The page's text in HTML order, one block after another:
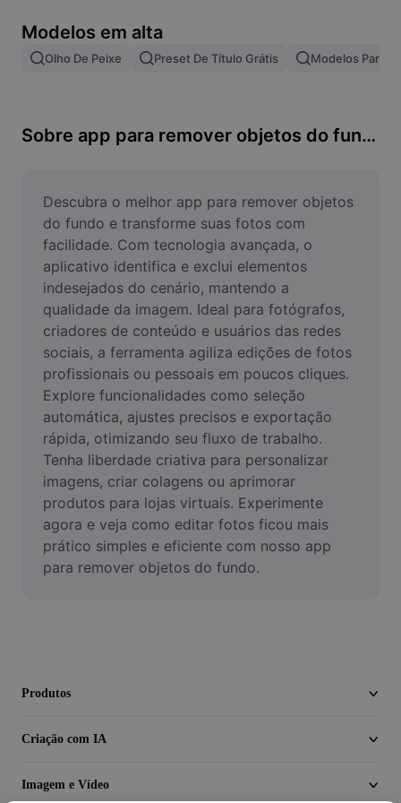
Mesclar imagens
Redimensionar Imagem
Criador de Memes
AI Text Remover
AI People Remover
AI Inpainting
Face Cutout
Vídeo
Remover plano de fundo de vídeo
Aprimorar qualidade
Editor de Video
Cortar Vídeo
Modelos em alta
Olho De Peixe Preset De Título Grátis Modelos Para
Sobre app para remover objetos do fundo
Descubra o melhor app para remover objetos
do fundo e transforme suas fotos com
facilidade. Com tecnologia avançada, o
aplicativo identifica e exclui elementos
indesejados do cenário, mantendo a
qualidade da imagem. Ideal para fotógrafos,
criadores de conteúdo e usuários das redes
sociais, a ferramenta agiliza edições de fotos
profissionais ou pessoais em poucos cliques.
Explore funcionalidades como seleção
automática, ajustes precisos e exportação
rápida, otimizando seu fluxo de trabalho.
Tenha liberdade criativa para personalizar
imagens, criar colagens ou aprimorar
produtos para lojas virtuais. Experimente
agora e veja como editar fotos ficou mais
prático simples e eficiente com nosso app
para remover objetos do fundo.
Produtos
Criação com IA
Imagem e Vídeo